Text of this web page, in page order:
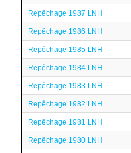
Repêchage 1987 LNH
Repêchage 1986 LNH
Repêchage 1985 LNH
Repêchage 1984 LNH
Repêchage 1983 LNH
Repêchage 1982 LNH
Repêchage 1981 LNH
Repêchage 1980 LNH